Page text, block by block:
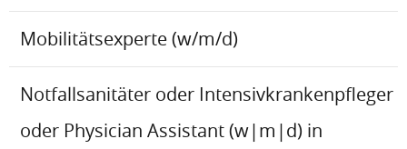
Mobilitätsexperte (w/m/d)
Notfallsanitäter oder Intensivkrankenpfleger
oder Physician Assistant (w|m|d) in